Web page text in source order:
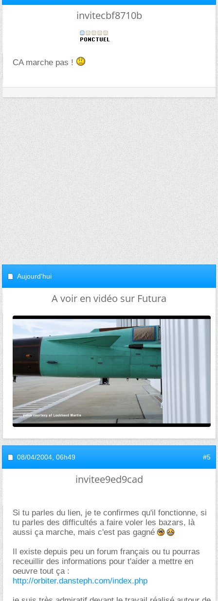
invitecbf8710b
CA marche pas !
Aujourd'hui
A voir en vidéo sur Futura
08/04/2004, 06h49 #5
invitee9ed9cad
Si tu parles du lien, je te confirmes qu'il fonctionne, si
tu parles des difficultés a faire voler les bazars, là
aussi ça marche, mais c'est pas gagné
Il existe depuis peu un forum français ou tu pourras
receuillir des informations pour t'aider a mettre en
oeuvre tout ça :
http://orbiter.dansteph.com/index.php